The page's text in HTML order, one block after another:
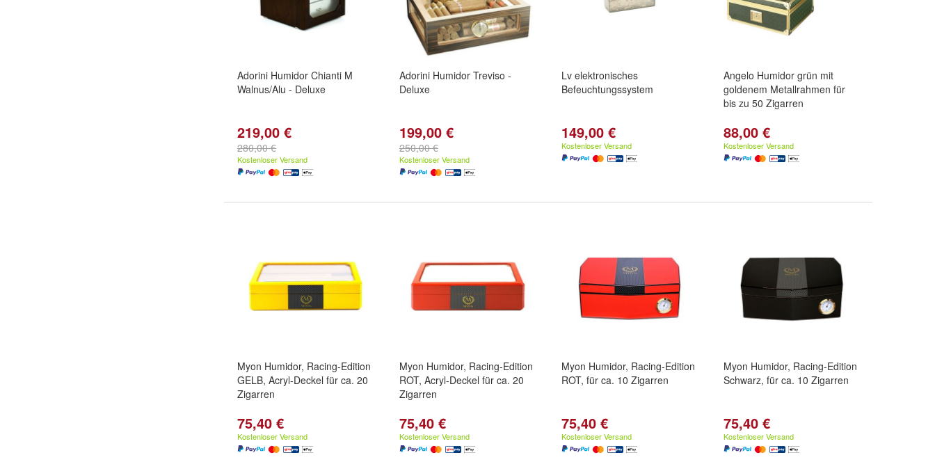
Adorini Humidor Chianti M
Walnus/Alu - Deluxe
219,00 €
280,00 €
Kostenloser Versand
Adorini Humidor Treviso -
Deluxe
199,00 €
250,00 €
Kostenloser Versand
Lv elektronisches
Befeuchtungssystem
149,00 €
Kostenloser Versand
Angelo Humidor grün mit
goldenem Metallrahmen für
bis zu 50 Zigarren
88,00 €
Kostenloser Versand
Myon Humidor, Racing-Edition
GELB, Acryl-Deckel für ca. 20
Zigarren
75,40 €
Kostenloser Versand
Myon Humidor, Racing-Edition
ROT, Acryl-Deckel für ca. 20
Zigarren
75,40 €
Kostenloser Versand
Myon Humidor, Racing-Edition
ROT, für ca. 10 Zigarren
75,40 €
Kostenloser Versand
Myon Humidor, Racing-Edition
Schwarz, für ca. 10 Zigarren
75,40 €
Kostenloser Versand